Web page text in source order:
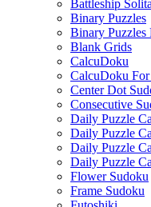
Battleship
Binary Puzzles
Binary Puzzles
Blank Grids
CalcuDoku
CalcuDoku
Center Dot
Consecutive
Daily Puzzle
Daily Puzzle
Daily Puzzle
Daily Puzzle
Flower Sudoku
Frame Sudoku